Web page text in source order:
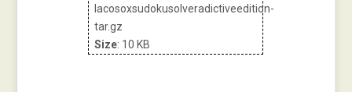
lacosoxsudokusolveradictiveedition-
tar.gz
Size: 10 KB